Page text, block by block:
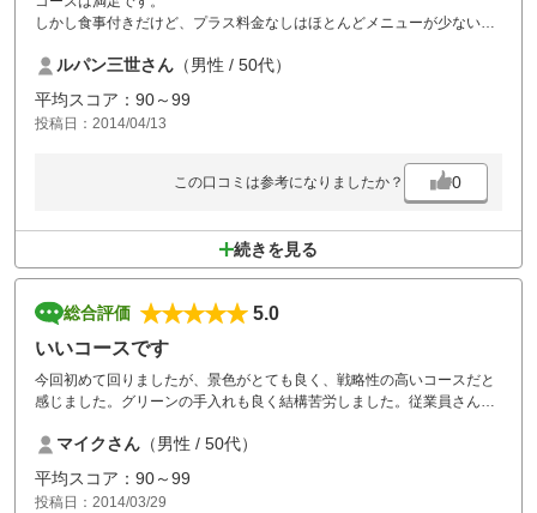
しかし食事付きだけど、プラス料金なしはほとんどメニューが少ない。
ルパン三世さん （男性 / 50代）
平均スコア：90～99
投稿日：2014/04/13
この口コミは参考になりましたか？ 0
続きを見る
総合評価
5.0
いいコースです
今回初めて回りましたが、景色がとても良く、戦略性の高いコースだと
感じました。グリーンの手入れも良く結構苦労しました。従業員さんの
が出るとボールが無くなり易く、結構ボールが無くなりました。スコー
アは悪かったですが、とても楽しくプレー出来、大変満足してた。
マイクさん （男性 / 50代）
平均スコア：90～99
投稿日：2014/03/29